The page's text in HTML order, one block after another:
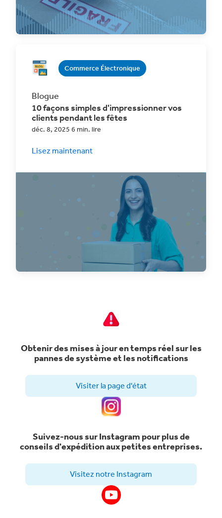
sécurité pour l'expédition afin de réduire les
taux de
Commerce Électronique
Blogue
10 façons simples d'impressionner vos
clients pendant les fêtes
déc. 8, 2025 6 min. lire
Lisez maintenant
Découvrez 10 conseils essentiels et
fonctionnalités ClickShip qui aideront votre
Obtenir des mises à jour en temps réel sur les
pannes de système et les notifications
Visiter la page d'état
Suivez-nous sur Instagram pour plus de
conseils d'expédition aux petites entreprises.
Visitez notre Instagram